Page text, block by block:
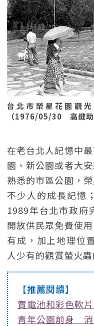
台北市榮星花園觀
（1976/05/30 高鍵助
在老台北人記憶中
園、新公園或者大
熟悉的市區公園，
不少人的成長記憶
1989年台北市政府
開放供民眾免費使
有成，加上地理位
人少有的觀賞螢火
【推薦閱讀】
賣電池和彩色軟
青年公園前身 消